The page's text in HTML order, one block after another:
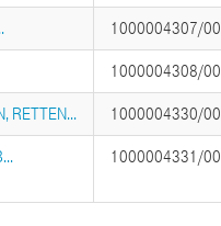
1000004307/
1000004308/
RETTEN... 1000004330/
1000004331/